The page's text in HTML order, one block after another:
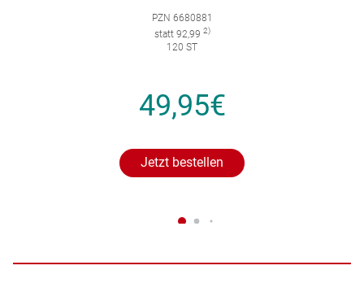
PZN 6680881
statt 92,99 2)
120 ST
49,95€
Jetzt bestellen